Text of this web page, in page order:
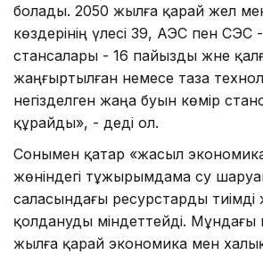
болады. 2050 жылға қарай жел
көздерінің үлесі 39, АЭС пен СЭС
стансалары - 16 пайызды және
жаңғыртылған немесе таза
негізделген жаңа буын көмір
құрайды», - деді ол.
Сонымен қатар «жасыл
жөніндегі тұжырымдама су
саласындағы ресурстарды тиімді
қолдануды міндеттейді. Мұндағы
жылға қарай экономика мен